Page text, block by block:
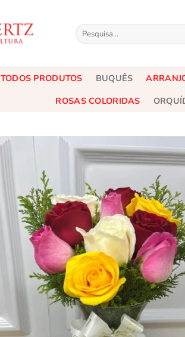
Pesquisar
por:
TODOS PRODUTOS BUQUÊS
ROSAS COLORIDAS